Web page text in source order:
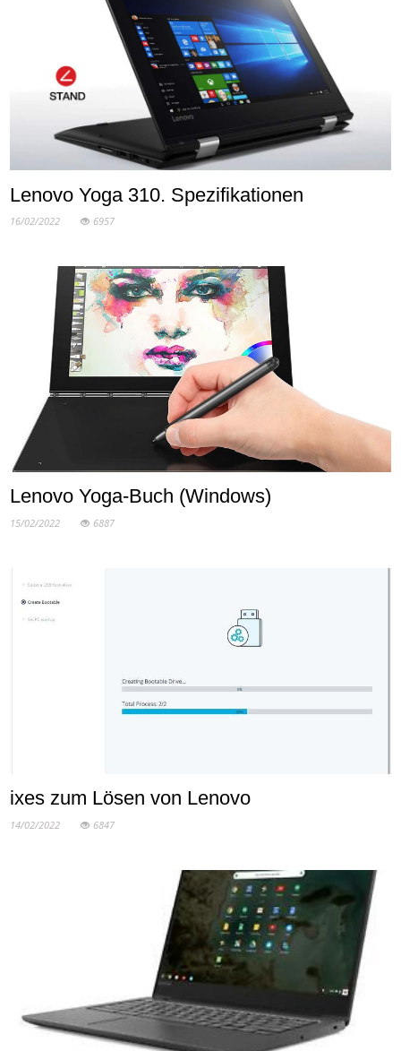
Lenovo Yoga 310. Spezifikationen
16/02/2022 6957
Lenovo Yoga-Buch (Windows)
15/02/2022 6887
ixes zum Lösen von Lenovo
14/02/2022 6847